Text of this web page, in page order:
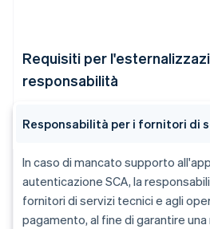
Requisiti per
responsabilità
Responsabilità per i fornitori di
In caso di mancato supporto
autenticazione SCA, la
fornitori di servizi tecnici e agli
pagamento, al fine di garantire